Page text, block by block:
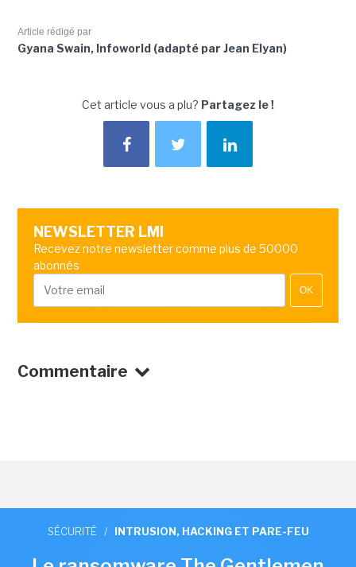
Article rédigé par
Gyana Swain, Infoworld (adapté par Jean Elyan)
Cet article vous a plu? Partagez le !
NEWSLETTER LMI
Recevez notre newsletter comme plus de 50000
abonnés
OK
Commentaire
SÉCURITÉ / INTRUSION, HACKING ET PARE-FEU